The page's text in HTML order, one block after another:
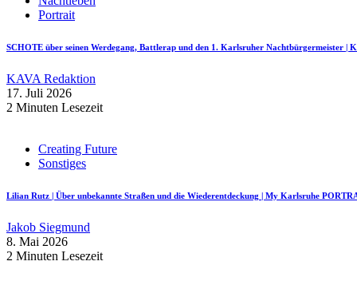
Portrait
SCHOTE über seinen Werdegang, Battlerap und den 1. Karlsruher Nachtbürgermeister |
KAVA Redaktion
17. Juli 2026
2 Minuten Lesezeit
Creating Future
Sonstiges
Lilian Rutz | Über unbekannte Straßen und die Wiederentdeckung | My Karlsruhe
Jakob Siegmund
8. Mai 2026
2 Minuten Lesezeit